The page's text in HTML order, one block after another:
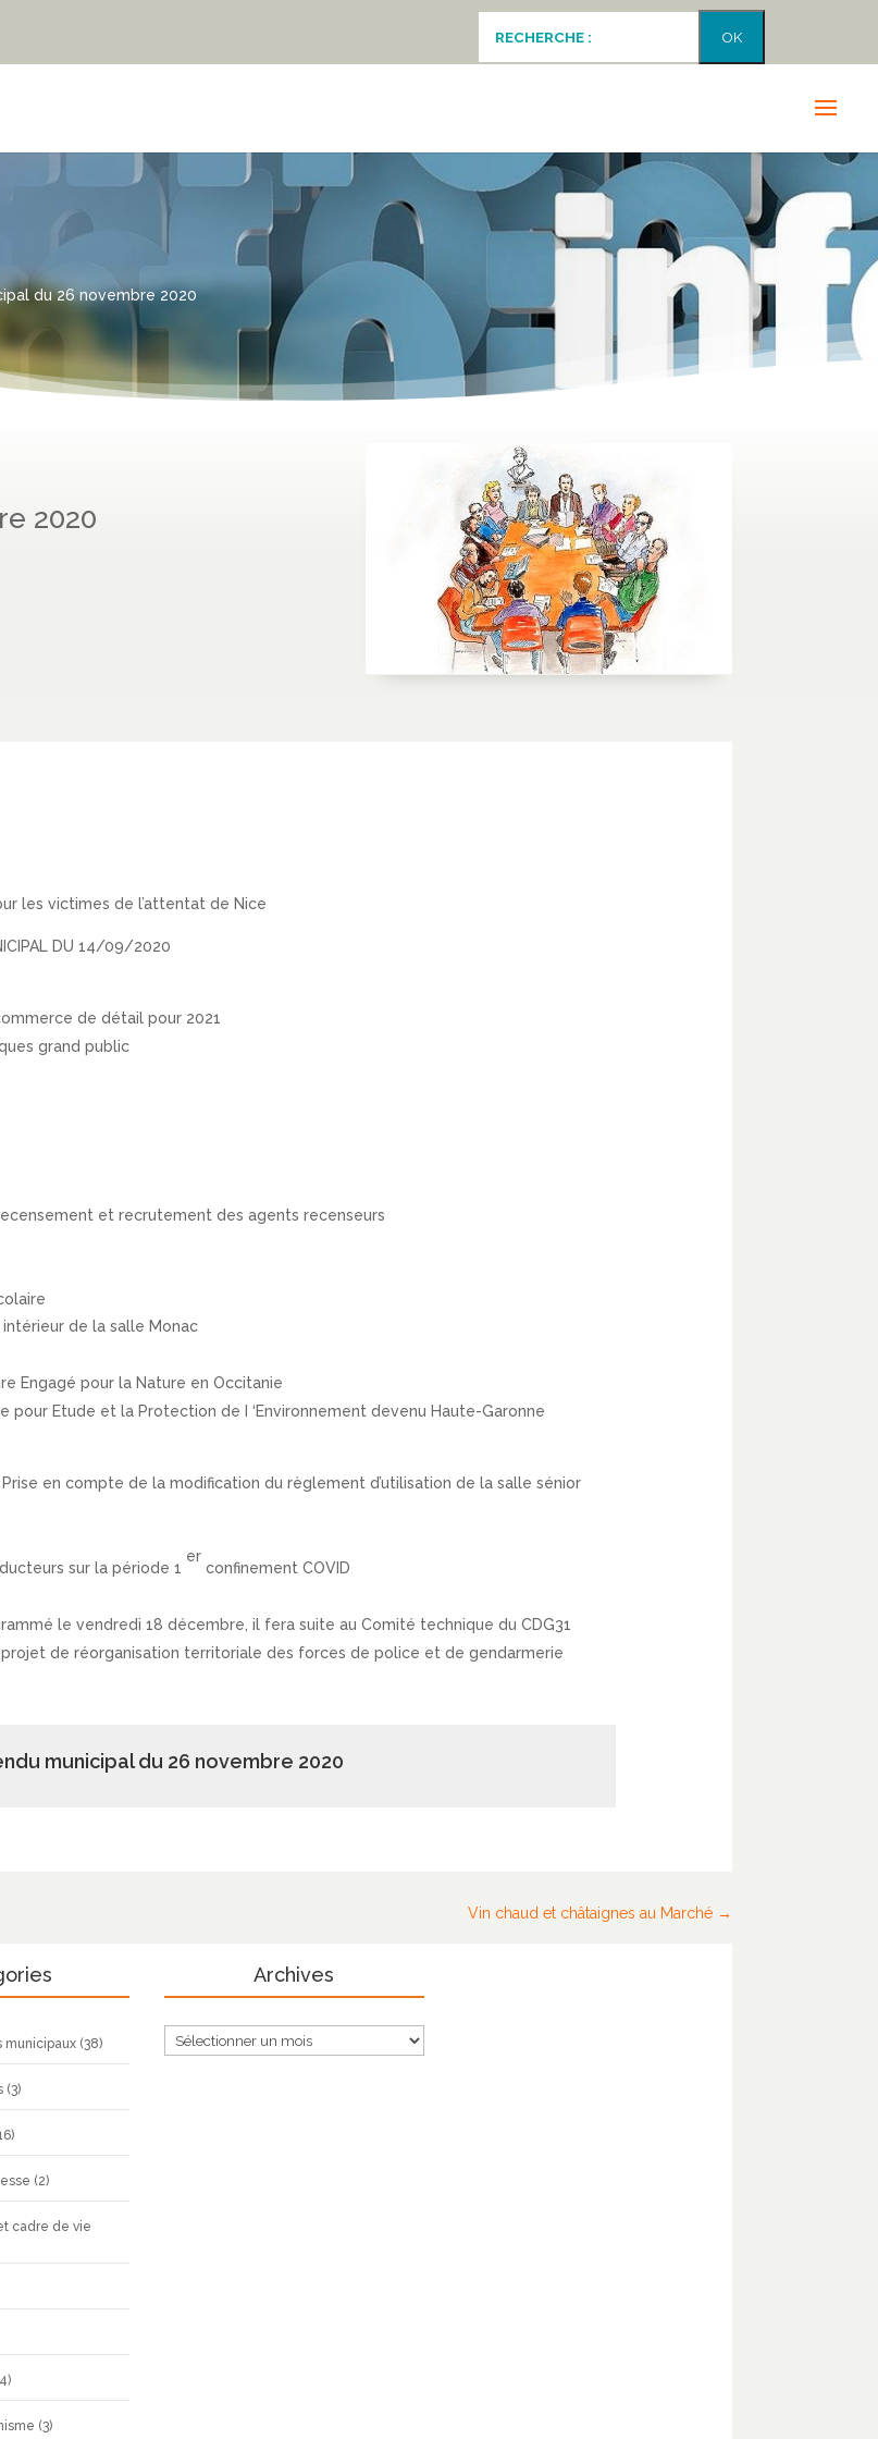
du 26 novembre 2020
2020
les victimes de l’attentat de Nice
DU 14/09/2020
de détail pour 2021
grand public
et recrutement des agents recenseurs
intérieur de la salle Monac
Engagé pour la Nature en Occitanie
pour Etude et la Protection de I ‘Environnement devenu Haute-Garonne
Prise en compte de la modification du règlement d’utilisation de la salle sénior
sur la période 1
er
confinement COVID
le vendredi 18 décembre, il fera suite au Comité technique du CDG31
de réorganisation territoriale des forces de police et de gendarmerie
municipal du 26 novembre 2020
Vin chaud et châtaignes au Marché
municipaux (38)
(3)
(2)
cadre de vie
(3)
Archives
Archives